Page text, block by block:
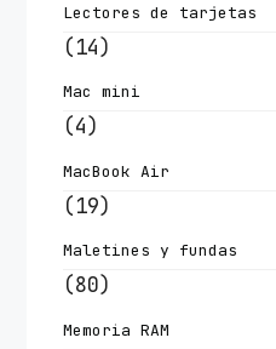
Lectores de tarjetas
(14)
Mac mini
(4)
MacBook Air
(19)
Maletines y fundas
(80)
Memoria RAM